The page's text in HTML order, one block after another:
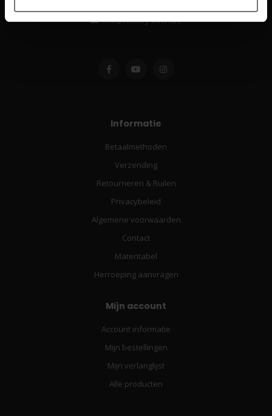
info@factory4men.be
Informatie
Betaalmethoden
Verzending
Retourneren & Ruilen
Privacybeleid
Algemene voorwaarden
Contact
Matentabel
Herroeping aanvragen
Mijn account
Account informatie
Mijn bestellingen
Mijn verlanglijst
Alle producten